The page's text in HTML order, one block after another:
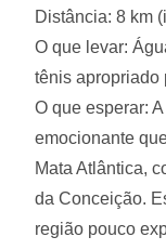
Distância: 8 km
O que levar:
tênis apropriado
O que esperar:
emocionante
Mata Atlântica,
da Conceição.
região pouco